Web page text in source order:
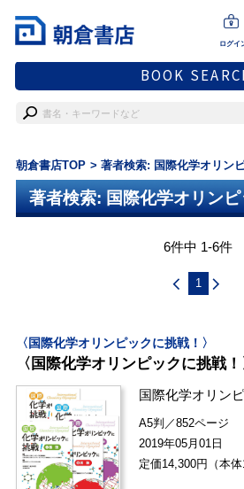
ログイ
BOOK
朝倉書店TOP 著者検索: 国際化学オリン
著者検索: 国際化学オリン
6件中 1-6件
1
〈国際化学オリンピックに挑戦！〉
〈国際化学オリンピックに挑戦！
国際化学オリン
A5判／852ページ
2019年05月01日
定価14,300円（本体